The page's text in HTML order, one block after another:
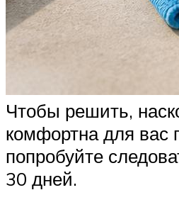
Чтобы решить,
комфортна для вас
попробуйте
30 дней.